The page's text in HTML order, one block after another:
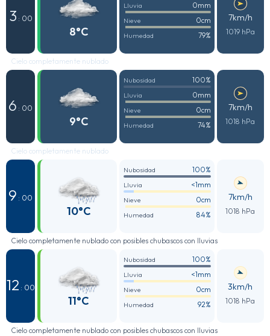
3 : 00
8°C
Lluvia 0mm
Nieve 0cm
Humedad 79%
7km/h
1019 hPa
Cielo completamente nublado
6 : 00
9°C
Nubosidad 100%
Lluvia 0mm
Nieve 0cm
Humedad 74%
7km/h
1018 hPa
Cielo completamente nublado
9 : 00
10°C
Nubosidad 100%
Lluvia <1mm
Nieve 0cm
Humedad 84%
7km/h
1018 hPa
Cielo completamente nublado con posibles chubascos con lluvias
12 : 00
11°C
Nubosidad 100%
Lluvia <1mm
Nieve 0cm
Humedad 92%
3km/h
1018 hPa
Cielo completamente nublado con posibles chubascos con lluvias